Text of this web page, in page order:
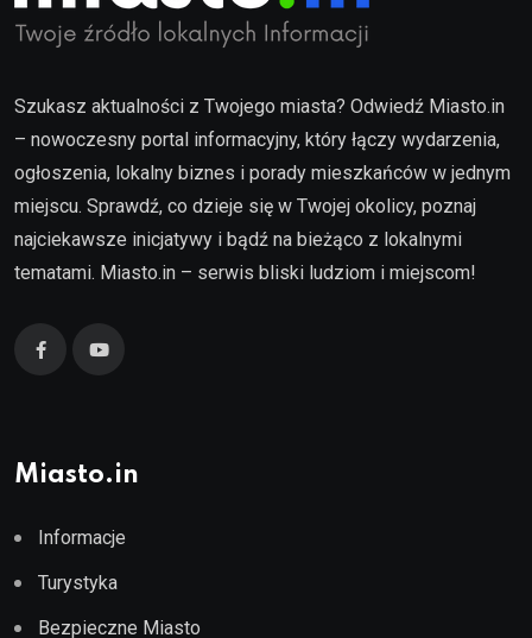
Szukasz aktualności z Twojego miasta? Odwiedź Miasto.in
– nowoczesny portal informacyjny, który łączy wydarzenia,
ogłoszenia, lokalny biznes i porady mieszkańców w jednym
miejscu. Sprawdź, co dzieje się w Twojej okolicy, poznaj
najciekawsze inicjatywy i bądź na bieżąco z lokalnymi
tematami. Miasto.in – serwis bliski ludziom i miejscom!
Miasto.in
Informacje
Turystyka
Bezpieczne Miasto